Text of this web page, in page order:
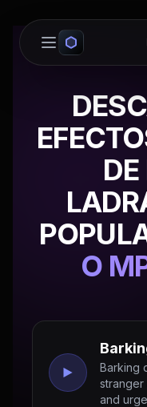
Open main
O
Barking
stranger
and